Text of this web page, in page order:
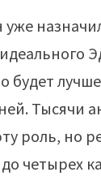
уже
будет
Тысячи
роль, но
четырех